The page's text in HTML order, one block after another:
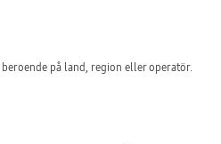
på land, region eller operatör.